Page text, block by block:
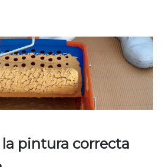
pintura correcta